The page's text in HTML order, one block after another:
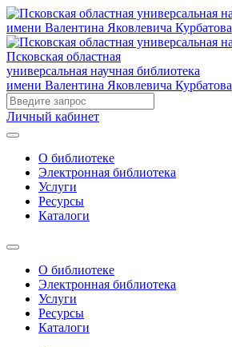
Псковская областная
универсальная научная библиотека
имени Валентина Яковлевича Курбатова
Личный кабинет
О библиотеке
Электронная библиотека
Услуги
Ресурсы
Каталоги
О библиотеке
Электронная библиотека
Услуги
Ресурсы
Каталоги